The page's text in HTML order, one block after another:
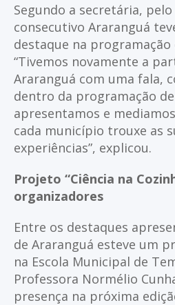
Segundo a secretária,
consecutivo Araranguá
destaque na
“Tivemos novamente a
Araranguá com uma fala,
dentro da programação
apresentamos e
cada município trouxe as
experiências”, explicou.
Projeto “Ciência na
organizadores
Entre os destaques
de Araranguá esteve um
na Escola Municipal de
Professora Normélio
presença na próxima